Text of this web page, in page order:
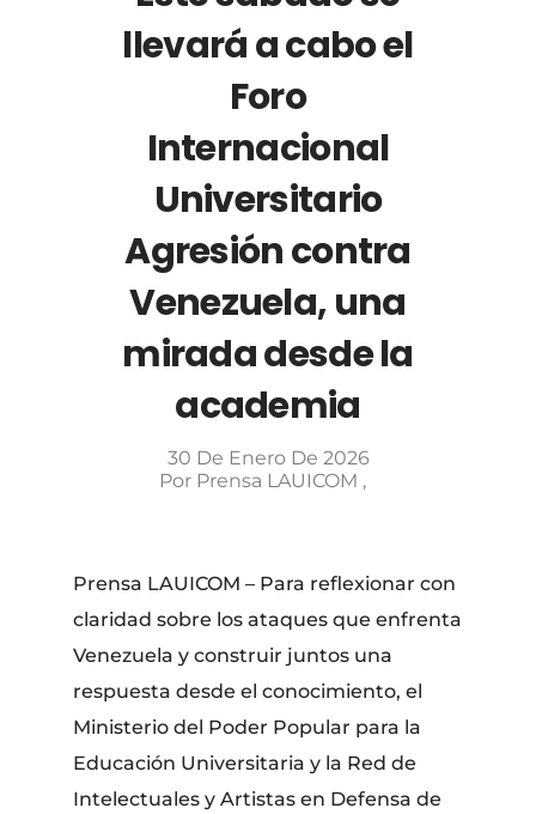
llevará a cabo el
Foro
Internacional
Universitario
Agresión contra
Venezuela, una
mirada desde la
academia
30 De Enero De 2026
Por Prensa LAUICOM
Prensa LAUICOM – Para reflexionar con
claridad sobre los ataques que enfrenta
Venezuela y construir juntos una
respuesta desde el conocimiento, el
Ministerio del Poder Popular para la
Educación Universitaria y la Red de
Intelectuales y Artistas en Defensa de